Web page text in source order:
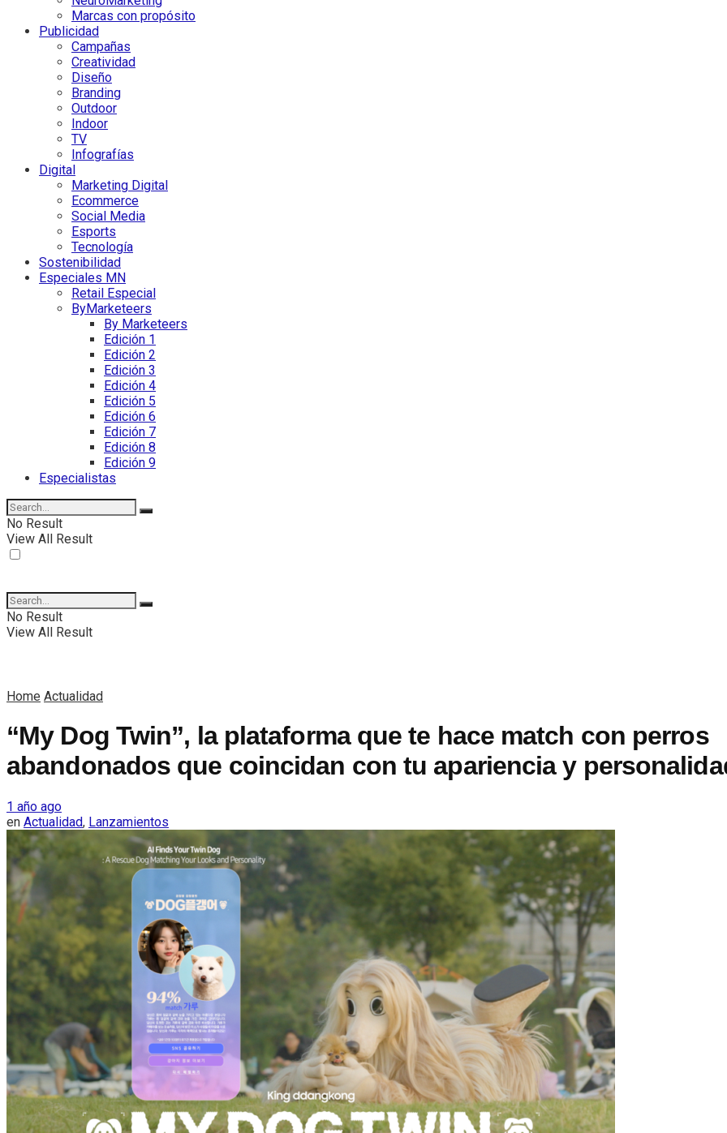
Marcas con propósito
Publicidad
Campañas
Creatividad
Diseño
Branding
Outdoor
Indoor
TV
Infografías
Digital
Marketing Digital
Ecommerce
Social Media
Esports
Tecnología
Sostenibilidad
Especiales MN
Retail Especial
ByMarketeers
By Marketeers
Edición 1
Edición 2
Edición 3
Edición 4
Edición 5
Edición 6
Edición 7
Edición 8
Edición 9
Especialistas
No Result
View All Result
No Result
View All Result
Home Actualidad
“My Dog Twin”, la plataforma que te hace match con perros
abandonados que coincidan con tu apariencia y
1 año ago
en Actualidad, Lanzamientos